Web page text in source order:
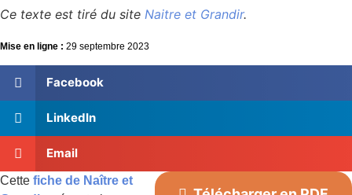
Ce texte est tiré du site Naitre et Grandir.
Mise en ligne : 29 septembre 2023
Facebook
LinkedIn
Email
Cette fiche de Naître et